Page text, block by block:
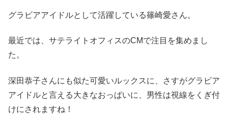
グラビアアイドルとして活躍している篠崎愛さん。
最近では、サテライトオフィスのCMで注目を集めまし
た。
深田恭子さんにも似た可愛いルックスに、さすがグラビア
アイドルと言える大きなおっぱいに、男性は視線をくぎ付
けにされますね！